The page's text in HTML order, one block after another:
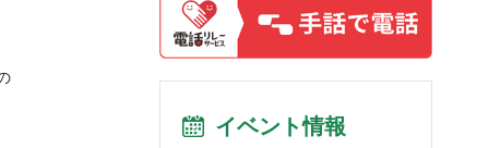
イベント情報